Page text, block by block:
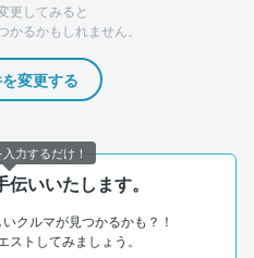
更してみると
るかもしれません。
変更する
いいたします。
クルマが見つかるかも？！
ストしてみましょう。
力するだけ！